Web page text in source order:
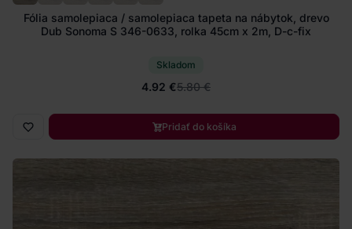
Fólia samolepiaca / samolepiaca tapeta na nábytok, drevo
Dub Sonoma S 346-0633, rolka 45cm x 2m, D-c-fix
Skladom
4.92 €5.80 €
Pridať do košíka